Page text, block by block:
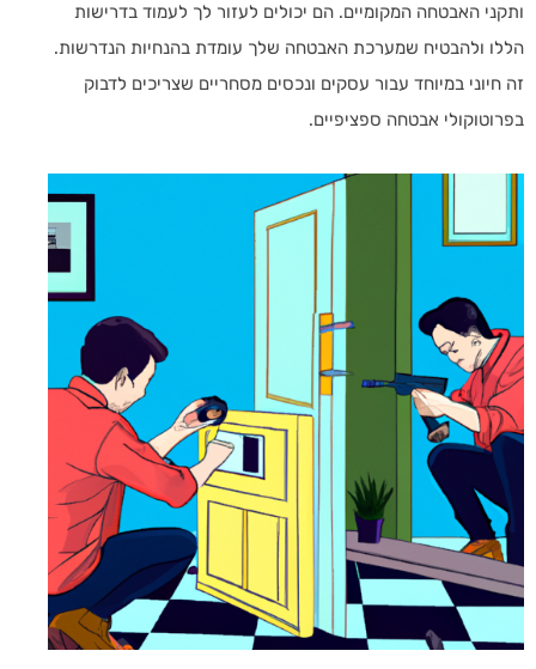
ותקני האבטחה המקומיים. הם יכולים לעזור לך לעמוד בדרישות
הללו ולהבטיח שמערכת האבטחה שלך עומדת בהנחיות הנדרשות.
זה חיוני במיוחד עבור עסקים ונכסים מסחריים שצריכים לדבוק
בפרוטוקולי אבטחה ספציפיים.